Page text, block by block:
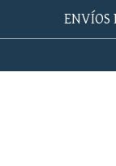
ENVÍOS